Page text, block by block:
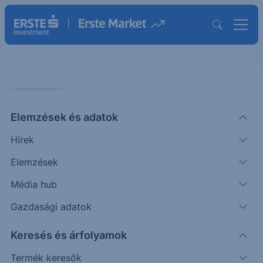
Elemzések és adatok
Hírek
Elemzések
Média hub
Gazdasági adatok
Keresés és árfolyamok
Termék keresők
József
Miközben az OSIRIS-REx visszajött a Bennu